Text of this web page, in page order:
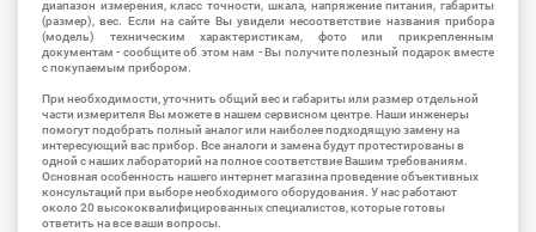
диапазон измерения, класс точности, шкала, напряжение питания, габариты
(размер), вес. Если на сайте Вы увидели несоответствие названия прибора
(модель) техническим характеристикам, фото или прикрепленным
документам - сообщите об этом нам - Вы получите полезный подарок вместе
с покупаемым прибором.
При необходимости, уточнить общий вес и габариты или размер отдельной
части измерителя Вы можете в нашем сервисном центре. Наши инженеры
помогут подобрать полный аналог или наиболее подходящую замену на
интересующий вас прибор. Все аналоги и замена будут протестированы в
одной с наших лабораторий на полное соответствие Вашим требованиям.
Основная особенность нашего интернет магазина проведение объективных
консультаций при выборе необходимого оборудования. У нас работают
около 20 высококвалифицированных специалистов, которые готовы
ответить на все ваши вопросы.